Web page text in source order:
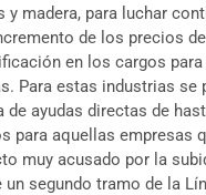
y madera, para luchar
de los precios
en los cargos
Para estas industrias se
de ayudas directas de
para aquellas empresas
muy acusado por la
un segundo tramo de la